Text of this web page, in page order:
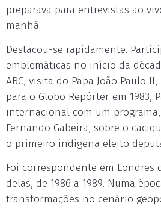
preparava para entrevistas ao
manhã.
Destacou-se rapidamente.
emblemáticas no início da
ABC, visita do Papa João Paulo
para o Globo Repórter em 1983,
internacional com um
Fernando Gabeira, sobre o
o primeiro indígena eleito
Foi correspondente em Londres
delas, de 1986 a 1989. Numa
transformações no cenário